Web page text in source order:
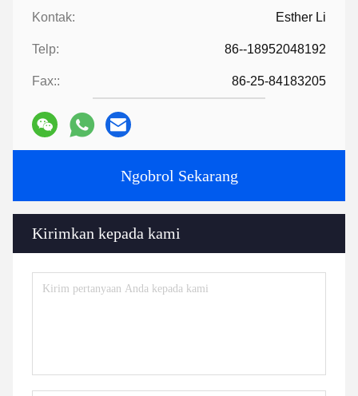
Kontak: Esther Li
Telp: 86--18952048192
Fax:: 86-25-84183205
Ngobrol Sekarang
Kirimkan kepada kami